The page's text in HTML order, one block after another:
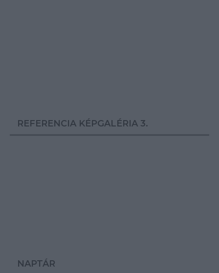
REFERENCIA KÉPGALÉRIA 3.
NAPTÁR